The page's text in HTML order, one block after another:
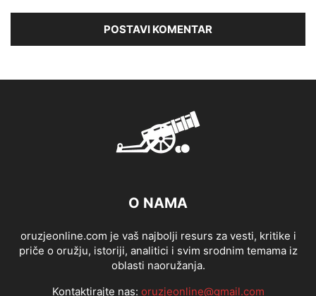
O NAMA
oruzjeonline.com je vaš najbolji resurs za vesti, kritike i
priče o oružju, istoriji, analitici i svim srodnim temama iz
oblasti naoružanja.
Kontaktirajte nas: oruzjeonline@gmail.com